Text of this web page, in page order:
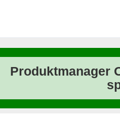
Produktmanager